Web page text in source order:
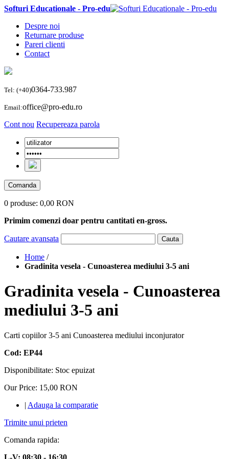
Softuri Educationale - Pro-edu
Despre noi
Returnare produse
Pareri clienti
Contact
Tel: (+40)0364-733.987
Email:office@pro-edu.ro
Cont nou Recupereaza parola
Comanda
0 produse: 0,00 RON
Primim comenzi doar pentru cantitati en-gross.
Cautare avansata Cauta
Home /
Gradinita vesela - Cunoasterea mediului 3-5 ani
Gradinita vesela - Cunoasterea
mediului 3-5 ani
Carti copiilor 3-5 ani Cunoasterea mediului inconjurator
Cod: EP44
Disponibilitate: Stoc epuizat
Our Price: 15,00 RON
| Adauga la comparatie
Trimite unui prieten
Comanda rapida:
L-V: 08:30 - 16:30